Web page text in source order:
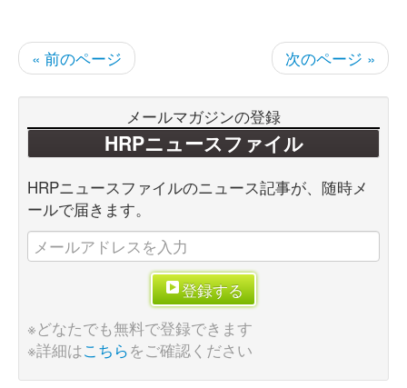
« 前のページ 次のページ »
メールマガジンの登録
HRPニュースファイル
HRPニュースファイルのニュース記事が、随時メ
ールで届きます。
登録する
※どなたでも無料で登録できます
※詳細はこちらをご確認ください